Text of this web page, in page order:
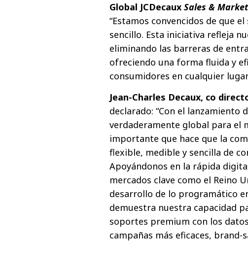
Global JCDecaux Sales &
“Estamos convencidos de que
sencillo. Esta iniciativa refleja
eliminando las barreras de
ofreciendo una forma fluida y
consumidores en cualquier
Jean-Charles Decaux, co
declarado: “Con el
verdaderamente global para el
importante que hace que la
flexible, medible y sencilla de
Apoyándonos en la rápida
mercados clave como el Reino
desarrollo de lo programático
demuestra nuestra capacidad
soportes premium con los
campañas más eficaces, brand-